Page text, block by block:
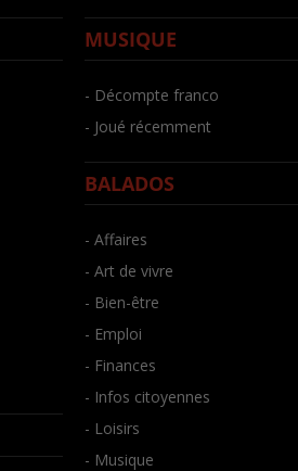
MUSIQUE
- Décompte franco
- Joué récemment
BALADOS
- Affaires
- Art de vivre
- Bien-être
- Emploi
- Finances
- Infos citoyennes
- Loisirs
- Musique